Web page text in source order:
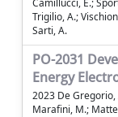
Camillucci, E.;
Trigilio, A.;
Sarti, A.
PO-2031
Energy
2023 De Gregorio,
Marafini, M.;